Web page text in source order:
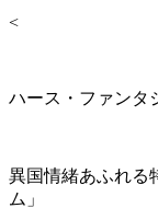
<
ハース・ファンタ
異国情緒あふれる
ム」